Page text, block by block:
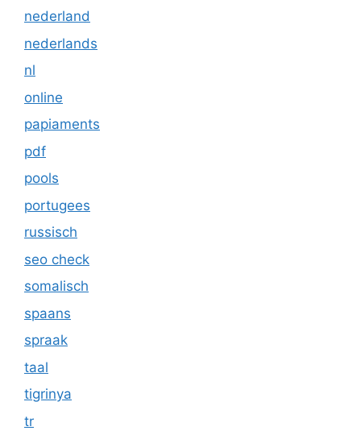
nederland
nederlands
nl
online
papiaments
pdf
pools
portugees
russisch
seo check
somalisch
spaans
spraak
taal
tigrinya
tr